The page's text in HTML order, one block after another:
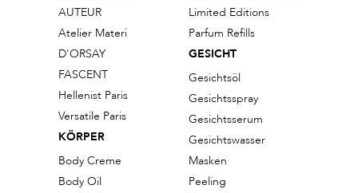
AUTEUR
Atelier Materi
D'ORSAY
FASCENT
Hellenist Paris
Versatile Paris
KÖRPER
Body Creme
Body Oil
Limited Editions
Parfum Refills
GESICHT
Gesichtsöl
Gesichtsspray
Gesichtsserum
Gesichtswasser
Masken
Peeling